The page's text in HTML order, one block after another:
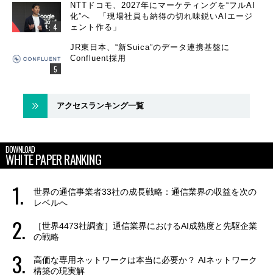
NTTドコモ、2027年にマーケティングを“フルAI
化”へ 「現場社員も納得の切れ味鋭いAIエージ
ェント作る」
JR東日本、“新Suica”のデータ連携基盤に
Confluent採用
アクセスランキング一覧
DOWNLOAD
WHITE PAPER RANKING
世界の通信事業者33社の成長戦略：通信業界の収益を次の
レベルへ
［世界4473社調査］通信業界におけるAI成熟度と先駆企業
の戦略
高価な専用ネットワークは本当に必要か？ AIネットワーク
構築の現実解